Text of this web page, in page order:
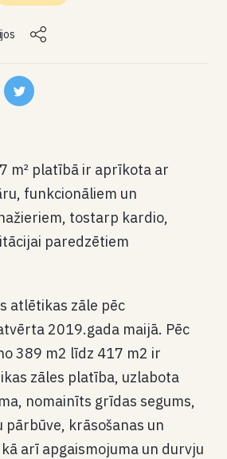
m² platībā ir aprīkota ar
funkcionāliem un
tostarp kardio,
paredzētiem
atlētikas zāle pēc
2019.gada maijā. Pēc
389 m2 līdz 417 m2 ir
zāles platība, uzlabota
nomainīts grīdas segums,
krāsošanas un
arī apgaismojuma un durvju